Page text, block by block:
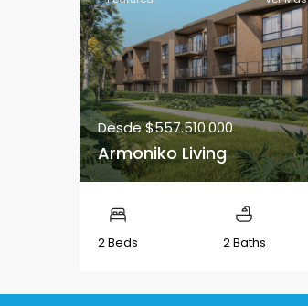
Desde$557.510.000
Armoniko Living
2 Beds 2 Baths